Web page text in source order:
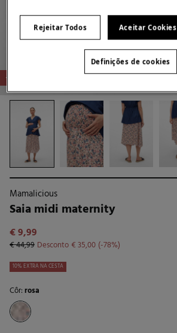
-78%
Mamalicious
Saia midi maternity
€ 9,99
€ 44,99 Desconto€ 35,00 78
10% EXTRA NA CESTA
Côr:rosa
Rejeitar Todos Aceitar Cookies
Definições de cookies